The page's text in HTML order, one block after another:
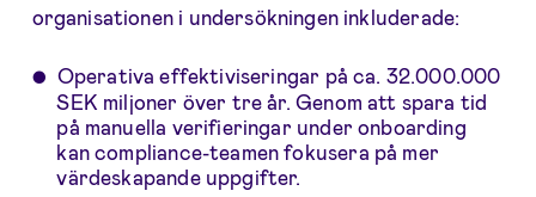
organisationen i undersökningen inkluderade:
Operativa effektiviseringar på ca. 32.000.000
SEK miljoner över tre år. Genom att spara tid
på manuella verifieringar under onboarding
kan compliance-teamen fokusera på mer
värdeskapande uppgifter.